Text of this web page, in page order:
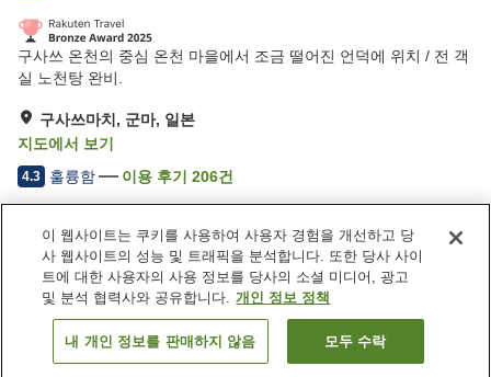
구사쓰 온천의 중심 온천 마을에서 조금 떨어진 언덕에 위치 / 전 객
실 노천탕 완비.
구사쓰마치, 군마, 일본
지도에서 보기
4.3 훌륭함 이용 후기 206건
숙소 편의 시설/서비스
송영 서비스
택배
특별식 - 알레르기
암반욕
일본 군마 구사쓰마치 구사쓰 온천 료칸 도키노니와
객실 보기
이 웹사이트는 쿠키를 사용하여 사용자 경험을 개선하고 당
사 웹사이트의 성능 및 트래픽을 분석합니다. 또한 당사 사이
트에 대한 사용자의 사용 정보를 당사의 소셜 미디어, 광고
및 분석 협력사와 공유합니다. 개인 정보 정책
내 개인 정보를 판매하지 않음 모두 수락